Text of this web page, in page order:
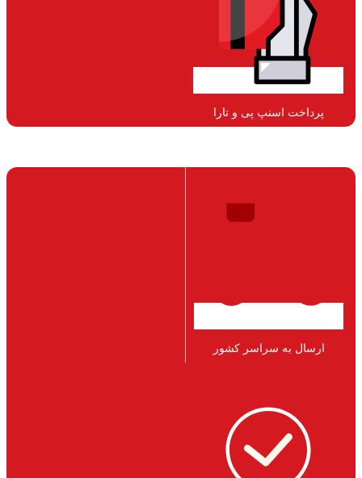
پرداخت اسنپ پی و تارا
ارسال به سراسر کشور